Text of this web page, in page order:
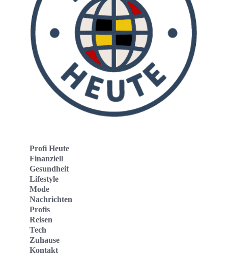
Profi Heute
Finanziell
Gesundheit
Lifestyle
Mode
Nachrichten
Profis
Reisen
Tech
Zuhause
Kontakt